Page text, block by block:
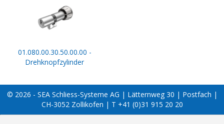
01.080.00.30.50.00.00 -
Drehknopfzylinder
© 2026 - SEA Schliess-Systeme AG | Lätternweg 30 | Postfach |
CH-3052 Zollikofen | T +41 (0)31 915 20 20